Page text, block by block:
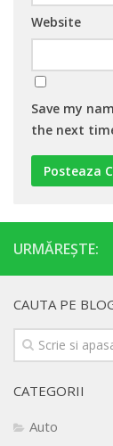
Website
Save my
the next
URMĂREȘTE:
CAUTA PE
CATEGORII
Auto